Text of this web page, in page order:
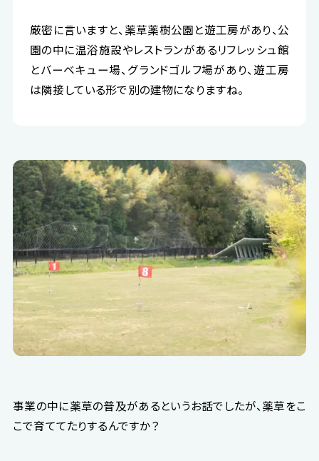
厳密に言いますと、薬草薬樹公園と遊工房があり、公
園の中に温浴施設やレストランがあるリフレッシュ館
とバーベキュー場、グランドゴルフ場があり、遊工房
は隣接している形で別の建物になりますね。
事業の中に薬草の普及があるというお話でしたが、薬草をこ
こで育ててたりするんですか？